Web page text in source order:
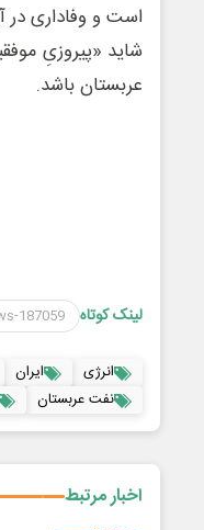
است و وفاداری در
شاید «پیروزیِ
عربستان باشد.
لینک کوتاه
انرژی ایران
نفت عربستان
اخبار مرتبط